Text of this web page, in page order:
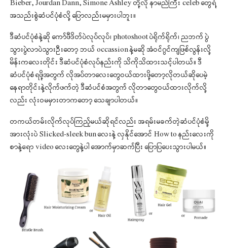
Bieber, Jourdan Dann, Simone Ashley တို့လို နာမည်ကြီး celeb တွေရဲ့
အသည်းစွဲဆံပင်ပုံစံလို့ ပြောလည်းမမှားပါဘူး။
ဒီဆံပင်ပုံစံနဲ့ဆို ကော်ဖီဒိတ်ပဲလုပ်လုပ်၊ photoshoot ပဲရိုက်ရိုက်၊ ညဘက် ပွဲ
သွားပွဲလာပဲသွားဦးတော့ ဘယ် occassion နဲ့မဆို အံဝင်ဂွင်ကျဖြစ်လွန်းလို့
မိန်းကလေးတိုင်း ဒီဆံပင်ပုံစံလုပ်နည်းကို သိကိုသိထားသင့်ပါတယ်။ ဒီ
ဆံပင်ပုံစံရဖို့အတွက် လိုအပ်တာလေးတွေဝယ်ထားဖို့တော့လိုတယ်ဆိုပေမဲ့
နေရာတိုင်းနဲ့လိုက်ဖက်တဲ့ ဒီဆံပင်စံအတွက် လိုတာတွေဝယ်ထားလိုက်လို့
လည်း လုံးဝမမှားတာကတော့ သေချာပါတယ်။
တကယ်တမ်းလိုက်လုပ်ကြည့်မယ်ဆိုရင်လည်း အရမ်းမခက်တဲ့ဆံပင်ပုံစံမို့
အားလုံးပဲ Slicked-sleek bun လေးနဲ့ လှနိုင်အောင် How to နည်းလေးကို
စာနဲ့ရော video လေးတွေနဲ့ပါ အောက်မှာဆက်ပြီး ပြောပြပေးသွားပါမယ်။